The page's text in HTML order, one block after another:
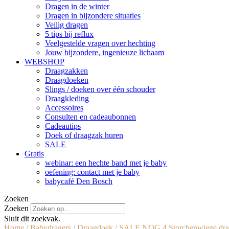
Dragen in de winter
Dragen in bijzondere situaties
Veilig dragen
5 tips bij reflux
Veelgestelde vragen over hechting
Jouw bijzondere, ingenieuze lichaam
WEBSHOP
Draagzakken
Draagdoeken
Slings / doeken over één schouder
Draagkleding
Accessoires
Consulten en cadeaubonnen
Cadeautips
Doek of draagzak huren
SALE
Gratis
webinar: een hechte band met je baby
oefening: contact met je baby
babycafé Den Bosch
Zoeken
Zoeken
Sluit dit zoekvak.